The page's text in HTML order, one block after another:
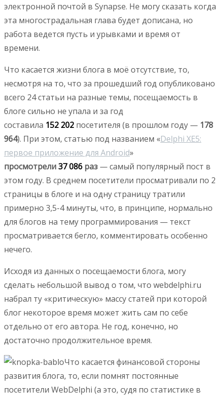
электронной почтой в Synapse. Не могу сказать когда
эта многострадальная глава будет дописана, но
работа ведется пусть и урывками и время от
времени.
Что касается жизни блога в моё отсутствие, то,
несмотря на то, что за прошедший год опубликовано
всего 24 статьи на разные темы, посещаемость в
блоге сильно не упала и за год
составила 152 202 посетителя (в прошлом году — 178
964). При этом, статью под названием «Delphi XE5:
первое приложение для Android»
просмотрели37 086 раз — самый популярный пост в
этом году. В среднем посетители просматривали по 2
страницы в блоге и на одну страницу тратили
примерно 3,5-4 минуты, что, в принципе, нормально
для блогов на тему программирования — текст
просматривается бегло, комментировать особенно
нечего.
Исходя из данных о посещаемости блога, могу
сделать небольшой вывод о том, что webdelphi.ru
набрал ту «критическую» массу статей при которой
блог некоторое время может жить сам по себе
отдельно от его автора. Не год, конечно, но
достаточно продолжительное время.
Что касается финансовой стороны
развития блога, то, если помнят постоянные
посетители WebDelphi (а это, судя по статистике в